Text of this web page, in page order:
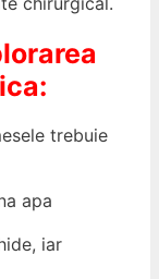
trebuie
apa
iar